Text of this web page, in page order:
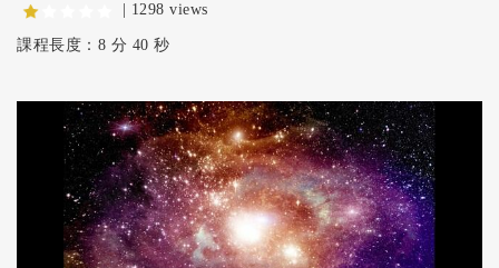
| 1298 views
課程長度：8 分 40 秒